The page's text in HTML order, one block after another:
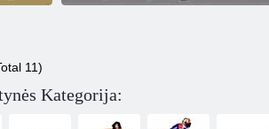
11)
Kategorija: